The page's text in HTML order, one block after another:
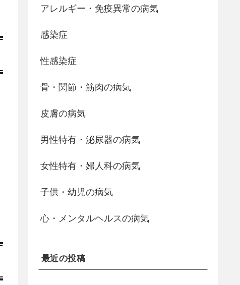
アレルギー・免疫異常の病気
感染症
性感染症
骨・関節・筋肉の病気
皮膚の病気
男性特有・泌尿器の病気
女性特有・婦人科の病気
子供・幼児の病気
心・メンタルヘルスの病気
最近の投稿